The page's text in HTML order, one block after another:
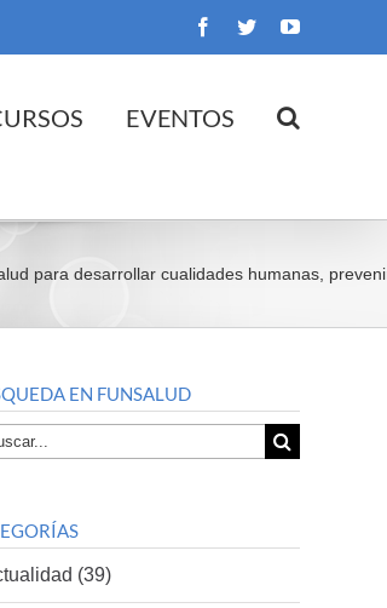
Facebook
TwitterYouTube
EVENTOS
para desarrollar cualidades humanas,
EN FUNSALUD
(39)